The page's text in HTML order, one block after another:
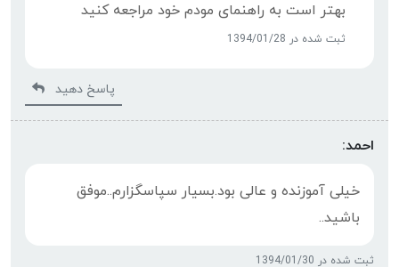
بهتر است به راهنمای مودم خود مراجعه کنید
ثبت شده در 1394/01/28
پاسخ دهید
احمد:
خیلی آموزنده و عالی بود.بسیار سپاسگزارم..موفق
باشید..
ثبت شده در 1394/01/30